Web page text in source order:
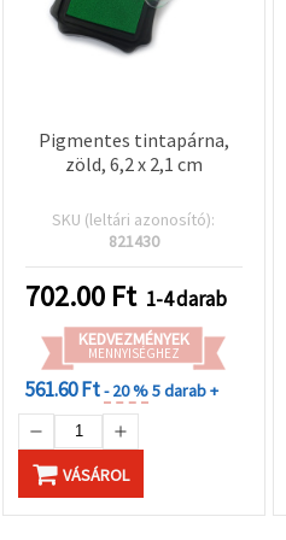
Pigmentes tintapárna,
zöld, 6,2 x 2,1 cm
SKU (leltári azonosító):
821430
702.00 Ft 1-4 darab
KEDVEZMÉNYEK
MENNYISÉGHEZ
561.60 Ft- 20 %5 darab +
VÁSÁROL